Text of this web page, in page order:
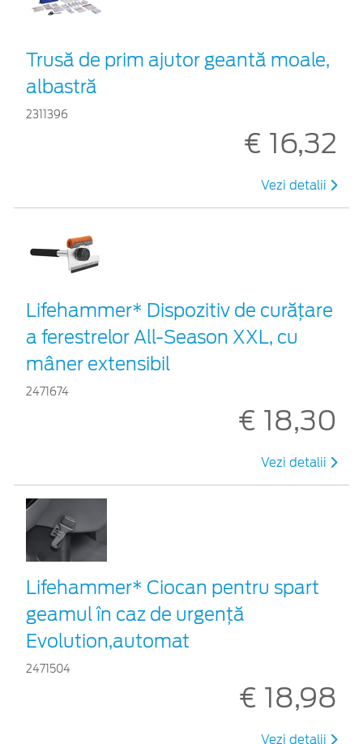
Trusă de prim ajutor geantă moale,
albastră
2311396
€ 16,32
Vezi detalii
Lifehammer* Dispozitiv de curățare
a ferestrelor All-Season XXL, cu
mâner extensibil
2471674
€ 18,30
Vezi detalii
Lifehammer* Ciocan pentru spart
geamul în caz de urgenţă
Evolution,automat
2471504
€ 18,98
Vezi detalii